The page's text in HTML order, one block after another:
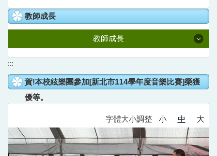
人事室
附設幼兒園
語文競賽專區
德音社團
營養午餐專區
五股樂齡中心
教室預約系統
Youtube直播
新北學Bar
德音國小學生申訴信箱
教師成長
教師成長
全國在職教師進修網
公開授課專區
數位學習影音網
:::
賀!本校絃樂團參加[新北市114學年度音樂比賽]榮獲
優等。
字體大小調整 小 中 大